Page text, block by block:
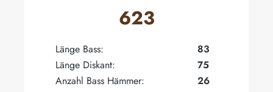
623
Länge Bass:
83
Länge Diskant:
75
Anzahl Bass Hämmer:
26